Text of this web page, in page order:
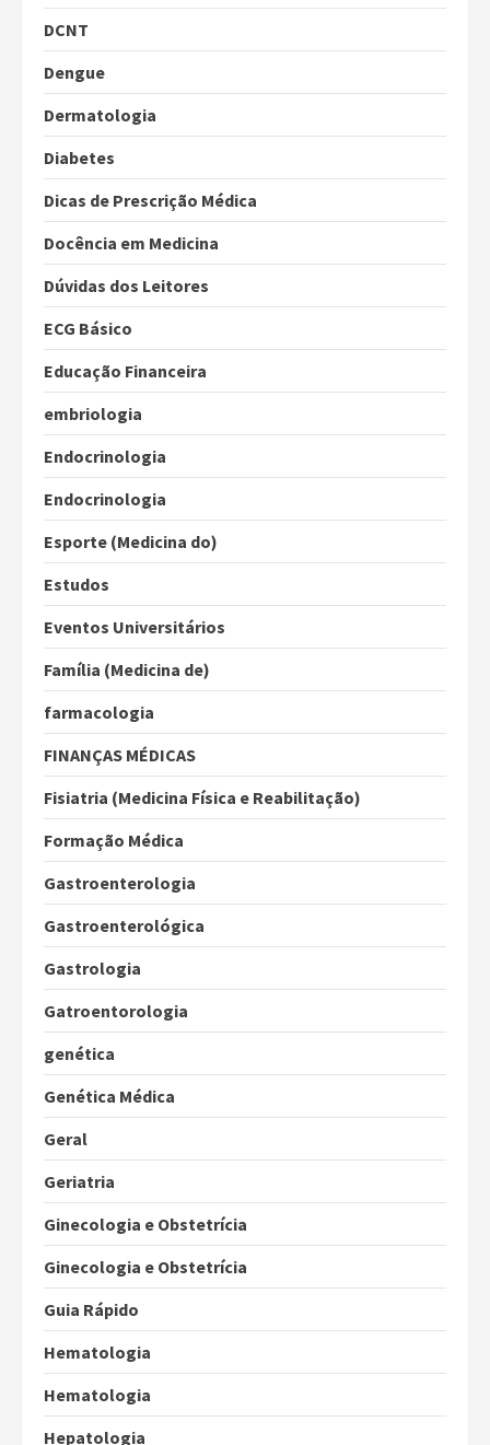
DCNT
Dengue
Dermatologia
Diabetes
Dicas de Prescrição Médica
Docência em Medicina
Dúvidas dos Leitores
ECG Básico
Educação Financeira
embriologia
Endocrinologia
Endocrinologia
Esporte (Medicina do)
Estudos
Eventos Universitários
Família (Medicina de)
farmacologia
FINANÇAS MÉDICAS
Fisiatria (Medicina Física e Reabilitação)
Formação Médica
Gastroenterologia
Gastroenterológica
Gastrologia
Gatroentorologia
genética
Genética Médica
Geral
Geriatria
Ginecologia e Obstetrícia
Ginecologia e Obstetrícia
Guia Rápido
Hematologia
Hematologia
Hepatologia